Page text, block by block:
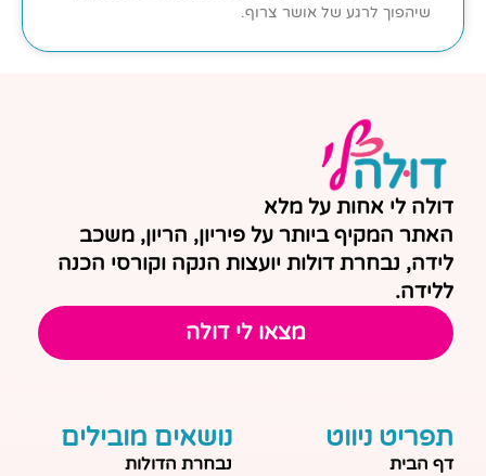
שיהפוך לרגע של אושר צרוף.
דולה לי אחות על מלא
האתר המקיף ביותר על פיריון, הריון, משכב
לידה, נבחרת דולות יועצות הנקה וקורסי הכנה
ללידה.
מצאו לי דולה
תפריט ניווט
דף הבית
נושאים מובילים
נבחרת הדולות